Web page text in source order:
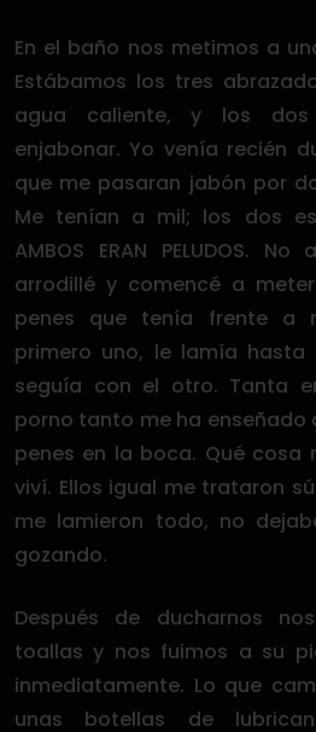
En el baño nos metimos a
Estábamos los tres
agua caliente, y los
enjabonar. Yo venía recién
que me pasaran jabón por
Me tenían a mil; los dos
AMBOS ERAN PELUDOS.
arrodillé y comencé a
penes que tenía frente a
primero uno, le lamía
seguía con el otro. Tanta
porno tanto me ha enseñado
penes en la boca. Qué
viví. Ellos igual me trataron
me lamieron todo, no
gozando.
Después de ducharnos
toallas y nos fuimos a su
inmediatamente. Lo que
unas botellas de